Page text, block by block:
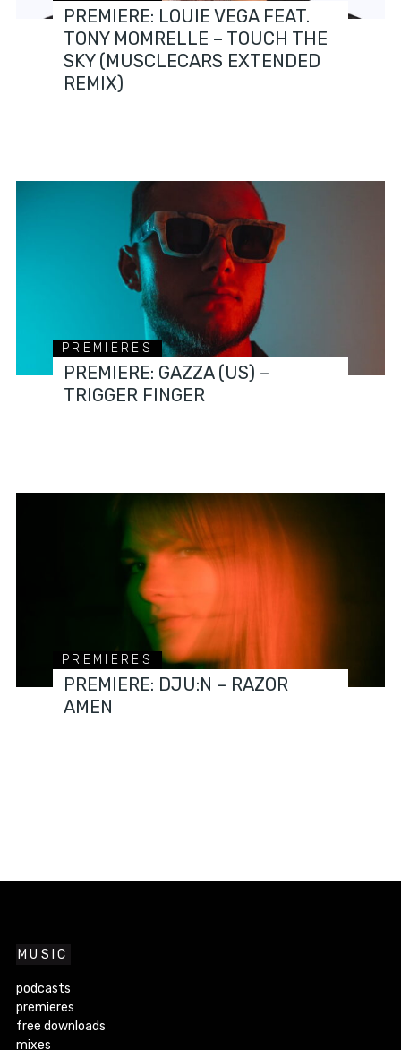
PREMIERE: LOUIE VEGA FEAT.
TONY MOMRELLE – TOUCH THE
SKY (MUSCLECARS EXTENDED
REMIX)
PREMIERES
PREMIERE: GAZZA (US) –
TRIGGER FINGER
PREMIERES
PREMIERE: DJU:N – RAZOR
AMEN
MUSIC
podcasts
premieres
free downloads
mixes